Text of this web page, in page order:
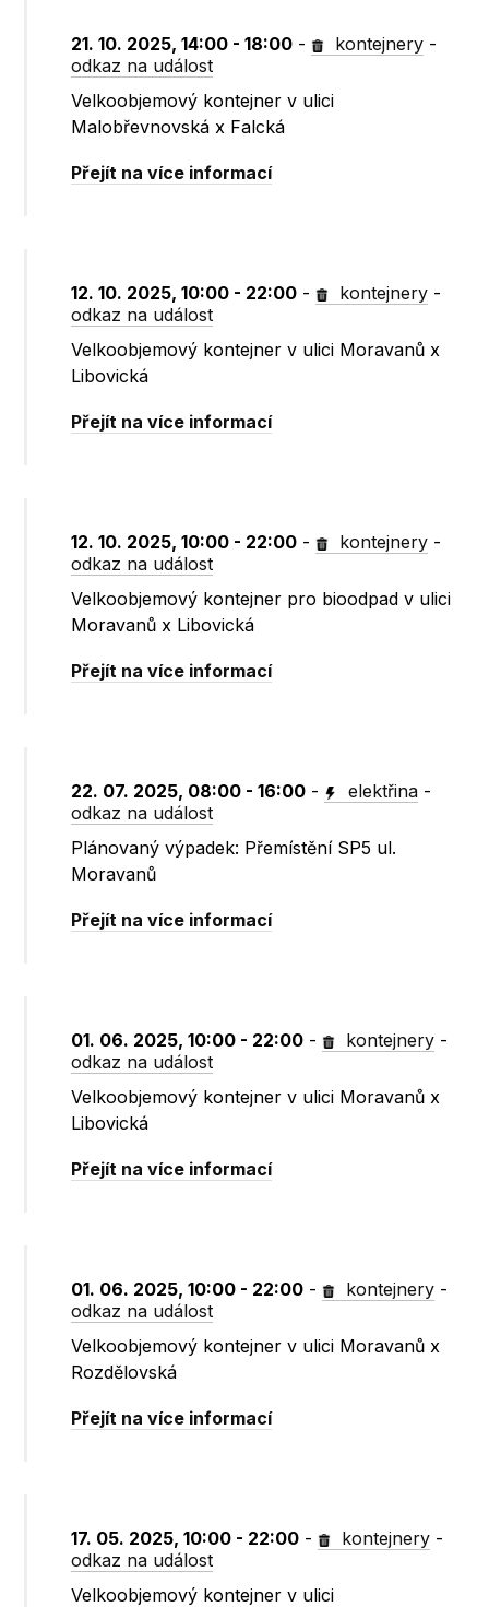
21. 10. 2025, 14:00 - 18:00 - kontejnery -
odkaz na událost
Velkoobjemový kontejner v ulici
Malobřevnovská x Falcká
Přejít na více informací
12. 10. 2025, 10:00 - 22:00 - kontejnery -
odkaz na událost
Velkoobjemový kontejner v ulici Moravanů x
Libovická
Přejít na více informací
12. 10. 2025, 10:00 - 22:00 - kontejnery -
odkaz na událost
Velkoobjemový kontejner pro bioodpad v ulici
Moravanů x Libovická
Přejít na více informací
22. 07. 2025, 08:00 - 16:00 - elektřina -
odkaz na událost
Plánovaný výpadek: Přemístění SP5 ul.
Moravanů
Přejít na více informací
01. 06. 2025, 10:00 - 22:00 - kontejnery -
odkaz na událost
Velkoobjemový kontejner v ulici Moravanů x
Libovická
Přejít na více informací
01. 06. 2025, 10:00 - 22:00 - kontejnery -
odkaz na událost
Velkoobjemový kontejner v ulici Moravanů x
Rozdělovská
Přejít na více informací
17. 05. 2025, 10:00 - 22:00 - kontejnery -
odkaz na událost
Velkoobjemový kontejner v ulici